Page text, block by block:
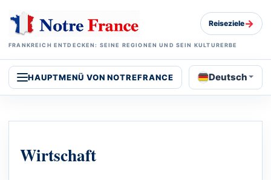
FRANKREICH ENTDECKEN: SEINE REGIONEN UND SEIN KULTURERBE
Reiseziele→
HAUPTMENÜ VON NOTREFRANCE Deutsch
Wirtschaft